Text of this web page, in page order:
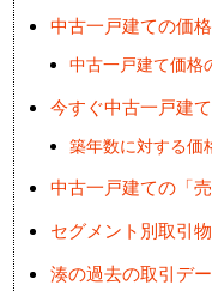
中古一戸建ての価
中古一戸建て価格
今すぐ中古一戸建
築年数に対する価
中古一戸建ての「
セグメント別取引
湊の過去の取引デ